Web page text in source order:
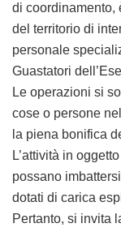
di coordinamento,
del territorio di
personale
Guastatori
Le operazioni si
cose o persone
la piena bonifica
L’attività in
possano
dotati di carica
Pertanto, si invita